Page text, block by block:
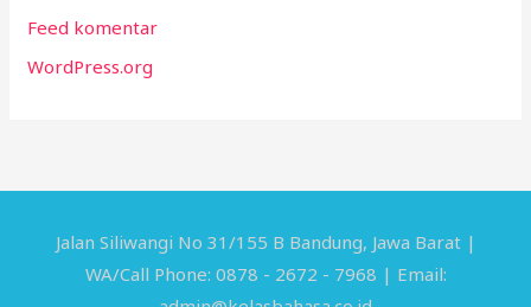
Feed komentar
WordPress.org
Jalan Siliwangi No 31/155 B Bandung, Jawa Barat |
WA/Call Phone: 0878 - 2672 - 7968 | Email: